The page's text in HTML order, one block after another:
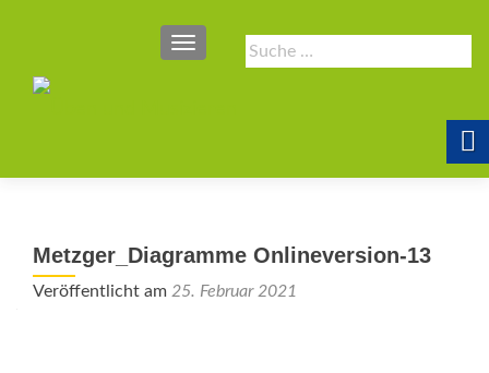
Suche
nach:
SCHALTE NAVIGATION
Metzger_Diagramme Onlineversion-13
Veröffentlicht am 25. Februar 2021